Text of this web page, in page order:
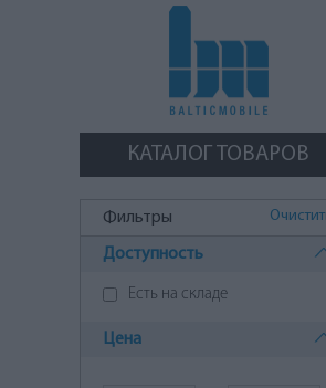
КАТАЛОГ ТОВАРОВ
Фильтры
Доступность
Есть на складе
Цена